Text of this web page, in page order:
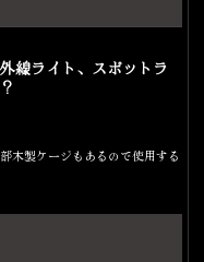
線ライト、スポットラ
木製ケージもあるので使用する